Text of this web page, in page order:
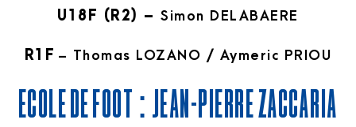
U18F (R2) –Simon DELABAERE
R1F – Thomas LOZANO / Aymeric PRIOU
ECOLE DE FOOT : JEAN-PIERRE ZACCARIA